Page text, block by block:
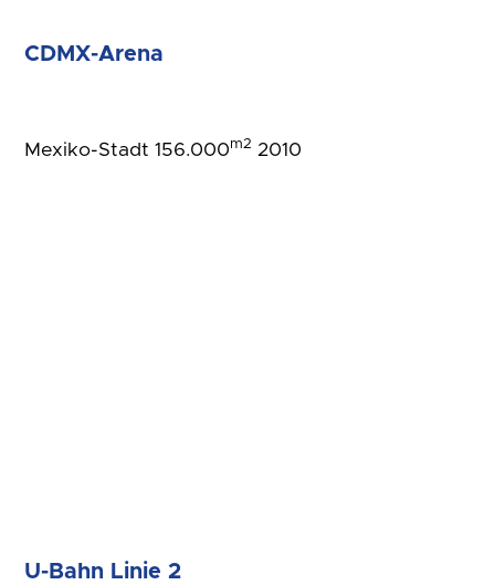
CDMX-Arena
Mexiko-Stadt 156.000m2 2010
U-Bahn Linie 2